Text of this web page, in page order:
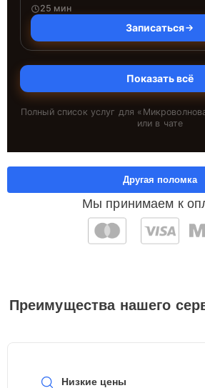
25 мин
Записаться
Показать всё
Полный список услуг для «
или в чате
Мы принимаем к
Другая поломка
Преимущества нашего
Низкие цены